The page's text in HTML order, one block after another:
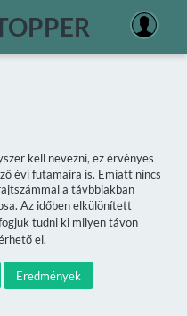
kell nevezni, ez érvényes
évi futamaira is. Emiatt nincs
a távbbiakban
Az időben elkülönített
tudni ki milyen távon
el.
Eredmények